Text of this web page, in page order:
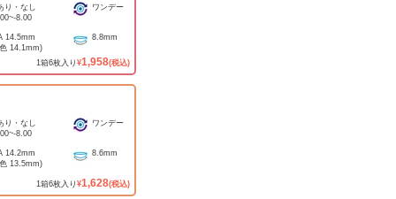
り・なし
~-8.00
ワンデー
14.5mm
14.1mm)
8.8mm
1箱6枚入り ¥1,958(税込)
り・なし
~-8.00
ワンデー
14.2mm
13.5mm)
8.6mm
1箱6枚入り ¥1,628(税込)